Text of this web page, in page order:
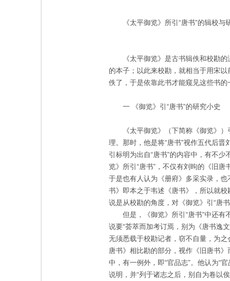
《太平御览》所引“唐书”的辑校与
《太平御览》是古书辑佚和校勘
的本子；以此来校勘，就相当于用宋
佚了，于是依靠此书才能窥见这些书
一 《御览》引“唐书”的研究小史
《太平御览》（下简称《御览》
理。那时，他是将“唐书”视作五代后
引标明为出自“唐书”的内容中，有不
览》所引“唐书”，不仅有刘昫的《旧
于是也有人认为《册府》多采实录，
书》即本之于韦述《唐书》，所以就
说是从校勘的角度，对《御览》引“唐书
但是，《御览》所引“唐书”中还
说要“荟萃而加考订焉，别为《唐书逸
无须悉载于校勘记者，窃不自量，为
唐书》相比勘的部分，视作《旧唐书
中，有一例外，即“官品志”。他认为“
说明，并“列于诸志之后，别自为卷以